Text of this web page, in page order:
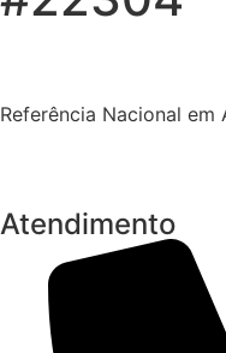
Referência Nacional
Atendimento